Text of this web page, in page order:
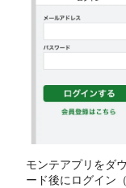
モンテアプリをダ
ード後にログイン